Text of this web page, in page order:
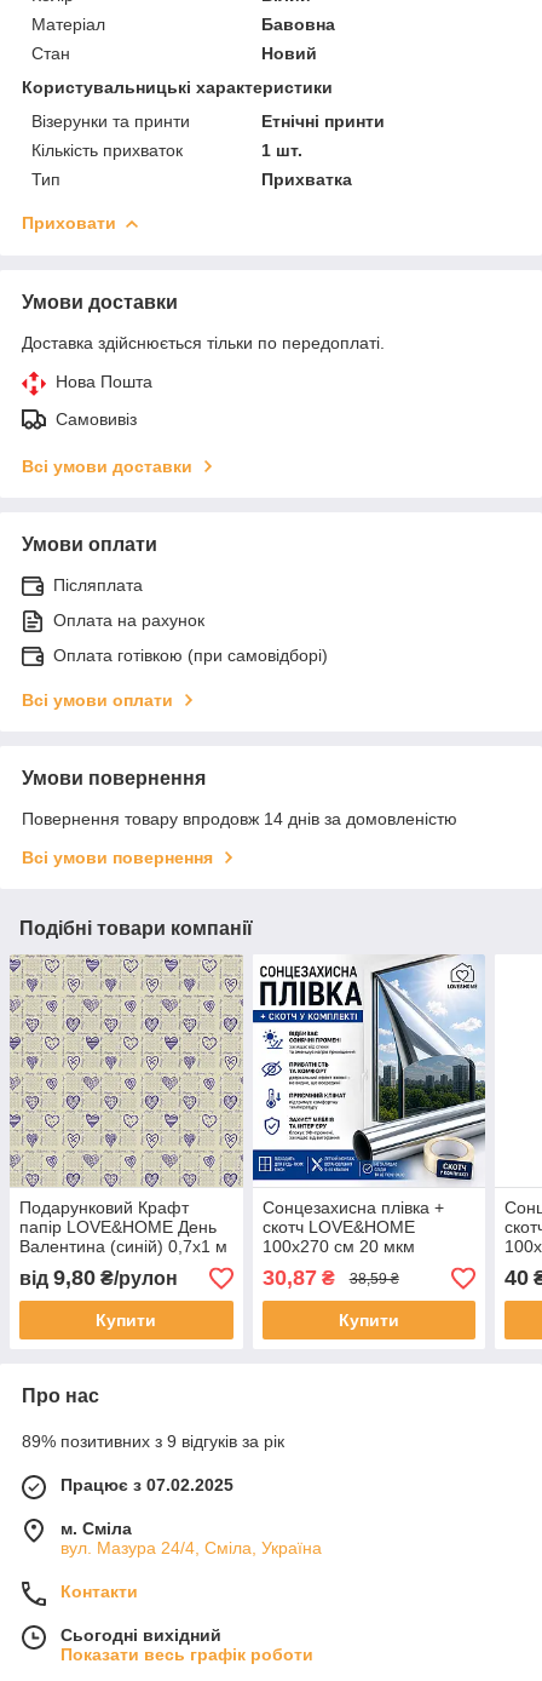
Матеріал
Бавовна
Стан
Новий
Користувальницькі характеристики
Візерунки та принти
Етнічні принти
Кількість прихваток
1 шт.
Тип
Прихватка
Приховати
Умови доставки
Доставка здійснюється тільки по передоплаті.
Нова Пошта
Самовивіз
Всі умови доставки
Умови оплати
Післяплата
Оплата на рахунок
Оплата готівкою (при самовідборі)
Всі умови оплати
Умови повернення
Повернення товару впродовж 14 днів за домовленістю
Всі умови повернення
Подібні товари компанії
Подарунковий Крафт
папір LOVE&HOME День
Валентина (синій) 0,7х1 м
70 г/м² (1PAPPR113)
від 9,80 ₴/рулон
Купити
Сонцезахисна плівка +
скотч LOVE&HOME
100х270 см 20 мкм
(LH100270R)
30,87₴ 38,59 ₴
Купити
40
Про нас
89% позитивних з 9 відгуків за рік
Працює з 07.02.2025
м. Сміла
вул. Мазура 24/4, Сміла, Україна
Контакти
Сьогодні вихідний
Показати весь графік роботи